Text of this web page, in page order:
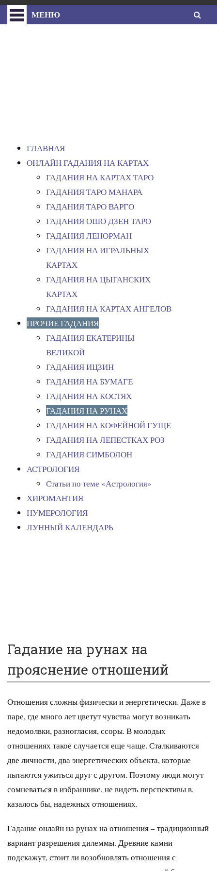
МЕНЮ
ГЛАВНАЯ
ГЛАВНАЯ
ОНЛАЙН ГАДАНИЯ НА КАРТАХ
ГАДАНИЯ НА КАРТАХ ТАРО
ГАДАНИЯ ТАРО МАНАРА
ГАДАНИЯ ТАРО ВАРГО
ГАДАНИЯ ОШО ДЗЕН ТАРО
ГАДАНИЯ ЛЕНОРМАН
ГАДАНИЯ НА ИГРАЛЬНЫХ
КАРТАХ
ГАДАНИЯ НА ЦЫГАНСКИХ
КАРТАХ
ГАДАНИЯ НА КАРТАХ АНГЕЛОВ
ПРОЧИЕ ГАДАНИЯ
ГАДАНИЯ ЕКАТЕРИНЫ
ВЕЛИКОЙ
ГАДАНИЯ ИЦЗИН
ГАДАНИЯ НА БУМАГЕ
ГАДАНИЯ НА КОСТЯХ
ГАДАНИЯ НА РУНАХ
ГАДАНИЯ НА КОФЕЙНОЙ ГУЩЕ
ГАДАНИЯ НА ЛЕПЕСТКАХ РОЗ
ГАДАНИЯ СИМБОЛОН
АСТРОЛОГИЯ
Статьи по теме «Астрология»
ХИРОМАНТИЯ
НУМЕРОЛОГИЯ
ЛУННЫЙ КАЛЕНДАРЬ
Гадание на рунах на
прояснение отношений
Отношения сложны физически и энергетически. Даже в
паре, где много лет цветут чувства могут возникать
недомолвки, разногласия, ссоры. В молодых
отношениях такое случается еще чаще. Сталкиваются
две личности, два энергетических объекта, которые
пытаются ужиться друг с другом. Поэтому люди могут
сомневаться в избраннике, не видеть перспективы в,
казалось бы, надежных отношениях.
Гадание онлайн на рунах на отношения – традиционный
вариант разрешения дилеммы. Древние камни
подскажут, стоит ли возобновлять отношения с